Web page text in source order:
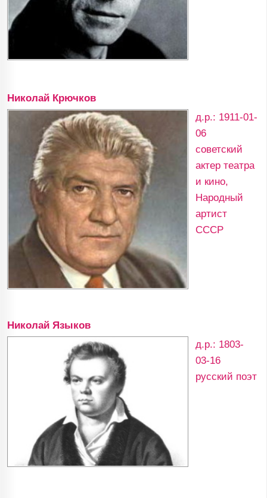
Николай Крючков
д.р.: 1911-01-
06
советский
актер театра
и кино,
Народный
артист
СССР
Николай Языков
д.р.: 1803-
03-16
русский поэт